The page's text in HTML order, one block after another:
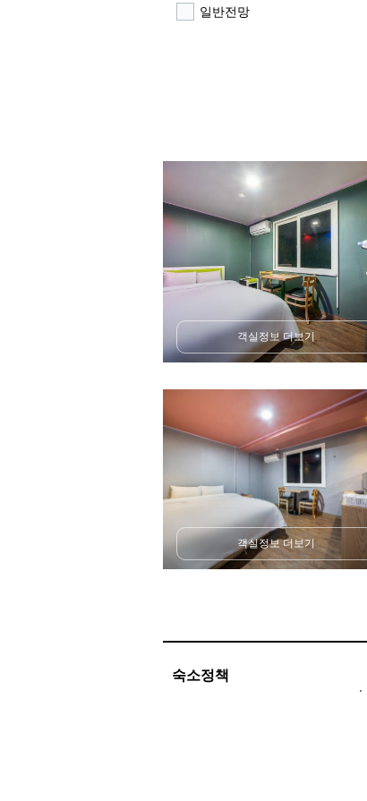
일반전망
객실정보 더보기
객실정보 더보기
숙소정책